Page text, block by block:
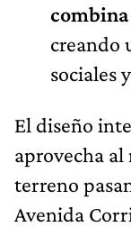
combina
creando
sociales
El diseño
aprovecha al
terreno
Avenida